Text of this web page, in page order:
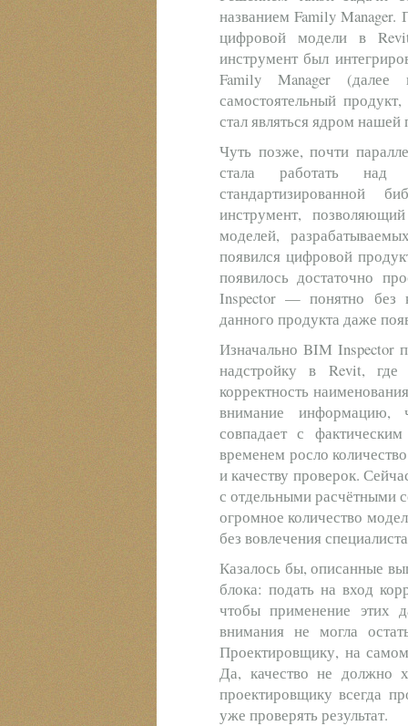
названием Family
цифровой модели в
инструмент был
Family Manager
самостоятельный
стал являться ядром
Чуть позже, почти
стала работать над
стандартизированной
инструмент,
моделей,
появился цифровой
появилось достаточно
Inspector — понятно без
данного продукта даже
Изначально BIM Inspector
надстройку в Revit, где
корректность
внимание информацию,
совпадает с
временем росло
и качеству проверок.
с отдельными расчётными
огромное количество
без вовлечения
Казалось бы, описанные
блока: подать на вход
чтобы применение этих
внимания не могла
Проектировщику, на
Да, качество не должно
проектировщику всегда
уже проверять результат.